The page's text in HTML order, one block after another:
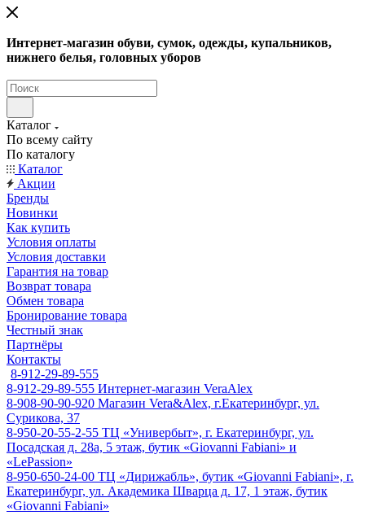
Интернет-магазин обуви, сумок, одежды, купальников,
нижнего белья, головных уборов
Каталог
По всему сайту
По каталогу
Каталог
Акции
Бренды
Новинки
Как купить
Условия оплаты
Условия доставки
Гарантия на товар
Возврат товара
Обмен товара
Бронирование товара
Честный знак
Партнёры
Контакты
8-912-29-89-555
8-912-29-89-555 Интернет-магазин VeraAlex
8-908-90-90-920 Магазин Vera&Alex, г.Екатеринбург, ул.
Сурикова, 37
8-950-20-55-2-55 ТЦ «Универбыт», г. Екатеринбург, ул.
Посадская д. 28а, 5 этаж, бутик «Giovanni Fabiani» и
«LePassion»
8-950-650-24-00 ТЦ «Дирижабль», бутик «Giovanni Fabiani», г.
Екатеринбург, ул. Академика Шварца д. 17, 1 этаж, бутик
«Giovanni Fabiani»